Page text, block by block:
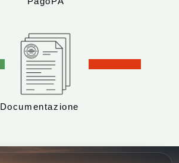
Documentazione